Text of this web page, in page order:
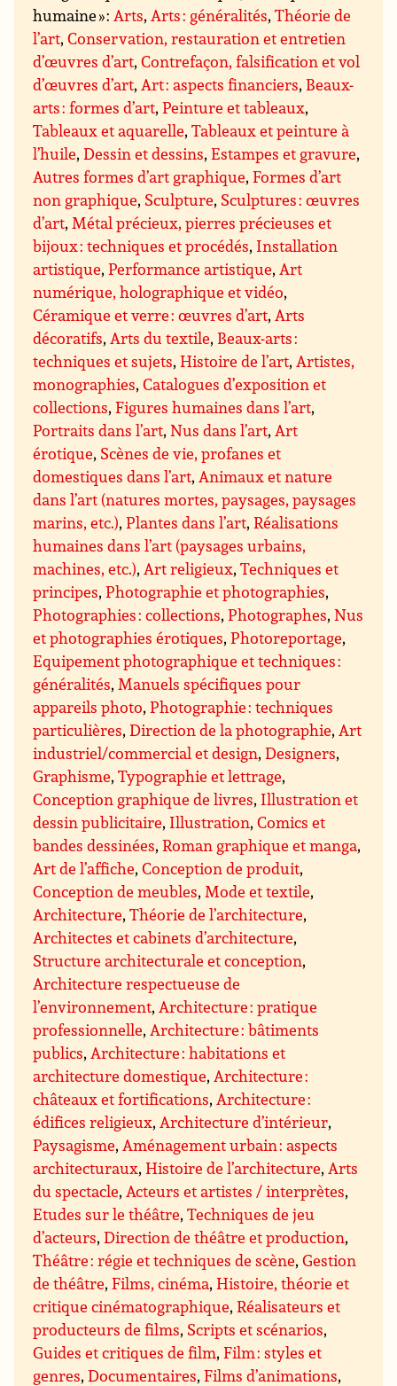
humaine » :Arts,Arts : généralités,Théorie de
l’art,Conservation, restauration et entretien
d’œuvres d’art,Contrefaçon, falsification et vol
d’œuvres d’art,Art : aspects financiers, Beaux-
arts : formes d’art,Peinture et tableaux,
Tableaux et aquarelle,Tableaux et peinture à
l’huile,Dessin et dessins,Estampes et gravure,
Autres formes d’art graphique,Formes d’art
non graphique, Sculpture, Sculptures : œuvres
d’art,Métal précieux, pierres précieuses et
bijoux : techniques et procédés, Installation
artistique,Performance artistique,Art
numérique, holographique et vidéo,
Céramique et verre : œuvres d’art,Arts
décoratifs,Arts du textile, Beaux-arts :
techniques et sujets,Histoire de l’art,Artistes,
monographies,Catalogues d’exposition et
collections,Figures humaines dans l’art,
Portraits dans l’art,Nus dans l’art,Art
érotique, Scènes de vie, profanes et
domestiques dans l’art,Animaux et nature
dans l’art (natures mortes, paysages, paysages
marins, etc.),Plantes dans l’art,Réalisations
humaines dans l’art (paysages urbains,
machines, etc.),Art religieux,Techniques et
principes,Photographie et photographies,
Photographies : collections,Photographes,Nus
et photographies érotiques,Photoreportage,
Equipement photographique et techniques :
généralités,Manuels spécifiques pour
appareils photo,Photographie : techniques
particulières,Direction de la photographie,Art
industriel/commercial et design,Designers,
Graphisme,Typographie et lettrage,
Conception graphique de livres, Illustration et
dessin publicitaire, Illustration,Comics et
bandes dessinées,Roman graphique et manga,
Art de l’affiche,Conception de produit,
Conception de meubles,Mode et textile,
Architecture,Théorie de l’architecture,
Architectes et cabinets d’architecture,
Structure architecturale et conception,
Architecture respectueuse de
l’environnement,Architecture : pratique
professionnelle,Architecture : bâtiments
publics,Architecture : habitations et
architecture domestique,Architecture :
châteaux et fortifications,Architecture :
édifices religieux,Architecture d’intérieur,
Paysagisme,Aménagement urbain : aspects
architecturaux,Histoire de l’architecture,Arts
du spectacle,Acteurs et artistes / interprètes,
Etudes sur le théâtre,Techniques de jeu
d’acteurs,Direction de théâtre et production,
Théâtre : régie et techniques de scène,Gestion
de théâtre,Films, cinéma,Histoire, théorie et
critique cinématographique,Réalisateurs et
producteurs de films, Scripts et scénarios,
Guides et critiques de film,Film : styles et
genres,Documentaires,Films d’animations,